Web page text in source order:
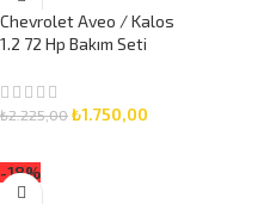
Chevrolet Aveo / Kalos
1.2 72 Hp Bakım Seti
5 Litre Motor Yağlı 3
Parça Set
₺2.225,00₺1.750,00
-18%